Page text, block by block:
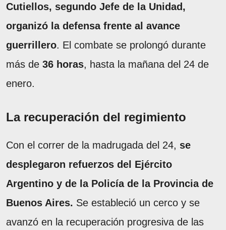
Cutiellos, segundo Jefe de la Unidad,
organizó la defensa frente al avance
guerrillero. El combate se prolongó durante
más de 36 horas, hasta la mañana del 24 de
enero.
La recuperación del regimiento
Con el correr de la madrugada del 24, se
desplegaron refuerzos del Ejército
Argentino y de la Policía de la Provincia de
Buenos Aires. Se estableció un cerco y se
avanzó en la recuperación progresiva de las